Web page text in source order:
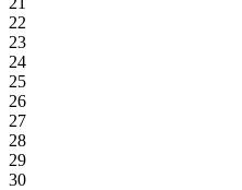
22
23
24
25
26
27
28
29
30